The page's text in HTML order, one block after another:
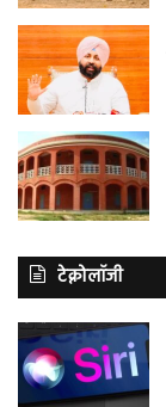
टेक्नोलॉजी